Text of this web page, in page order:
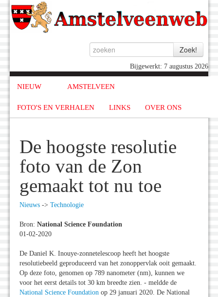
Bijgewerkt: 7 augustus 2026
NIEUW AMSTELVEEN
FOTO'S EN VERHALEN LINKS OVER ONS
De hoogste resolutie
foto van de Zon
gemaakt tot nu toe
Nieuws -> Technologie
Bron: National Science Foundation
01-02-2020
De Daniel K. Inouye-zonnetelescoop heeft het hoogste
resolutiebeeld geproduceerd van het zonoppervlak ooit gemaakt.
Op deze foto, genomen op 789 nanometer (nm), kunnen we
voor het eerst details tot 30 km breedte zien. - meldde de
National Science Foundation op 29 januari 2020. De National